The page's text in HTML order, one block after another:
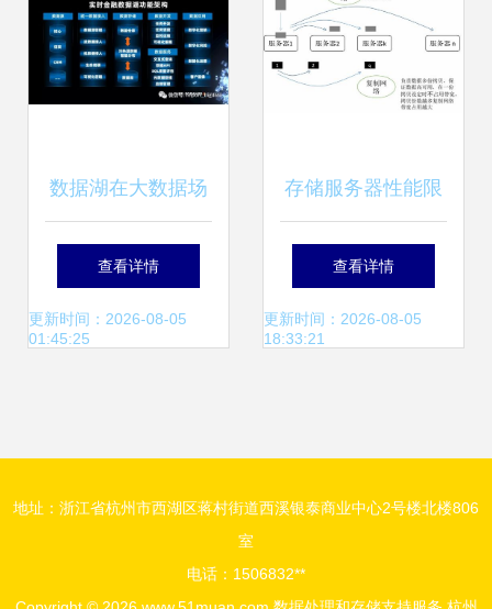
支持服务解析
数据湖在大数据场
景下应用和实施方
案调研笔记（增强
查看详情
更新时间：2026-08-05
01:45:25
存储服务器性能限
制 浅谈分布式存储
的性能限制模型
查看详情
更新时间：2026-08-05
18:33:21
地址：浙江省杭州市西湖区蒋村街道西溪银泰商业中心2号楼北楼806
室
电话：1506832**